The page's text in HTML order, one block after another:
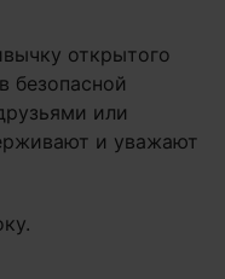
открытого
безопасной
или
и уважают